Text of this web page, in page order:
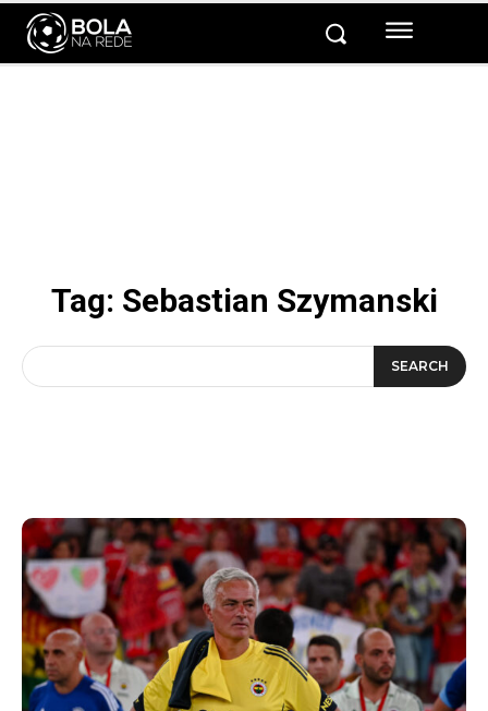
Tag: Sebastian Szymanski
SEARCH